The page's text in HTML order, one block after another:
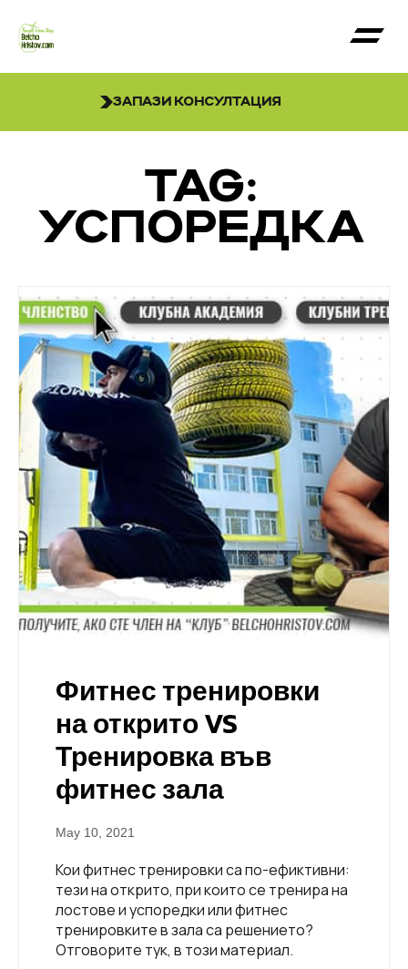
ЗАПАЗИ КОНСУЛТАЦИЯ
TAG:
УСПОРЕДКА
Фитнес тренировки
на открито VS
Тренировка във
фитнес зала
May 10, 2021
Кои фитнес тренировки са по-ефиктивни:
тези на открито, при които се тренира на
лостове и успоредки или фитнес
тренировките в зала са решението?
Отговорите тук, в този материал.